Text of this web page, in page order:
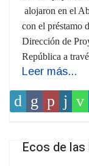
alojaron en el
con el préstamo
Dirección de
República a
Leer más...
Ecos de